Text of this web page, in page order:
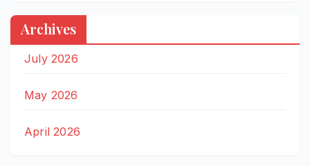
Archives
July 2026
May 2026
April 2026